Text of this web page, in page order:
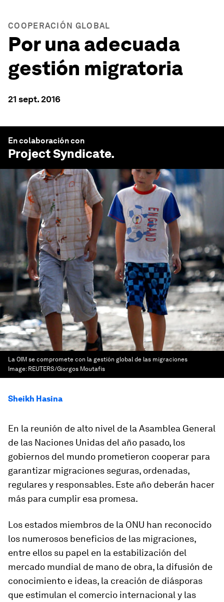
COOPERACIÓN GLOBAL
Por una adecuada
gestión migratoria
21 sept. 2016
En colaboración con
Project Syndicate.
La OIM se compromete con la gestión global de las migraciones
Image: REUTERS/Giorgos Moutafis
Sheikh Hasina
En la reunión de alto nivel de la Asamblea General
de las Naciones Unidas del año pasado, los
gobiernos del mundo prometieron cooperar para
garantizar migraciones seguras, ordenadas,
regulares y responsables. Este año deberán hacer
más para cumplir esa promesa.
Los estados miembros de la ONU han reconocido
los numerosos beneficios de las migraciones,
entre ellos su papel en la estabilización del
mercado mundial de mano de obra, la difusión de
conocimiento e ideas, la creación de diásporas
que estimulan el comercio internacional y las